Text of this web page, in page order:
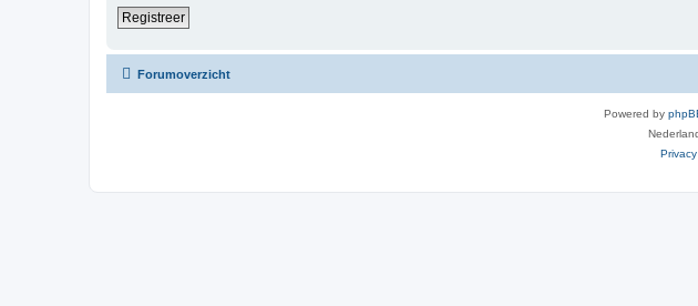
Registreer
Forumoverzicht
Powered by
Privacy